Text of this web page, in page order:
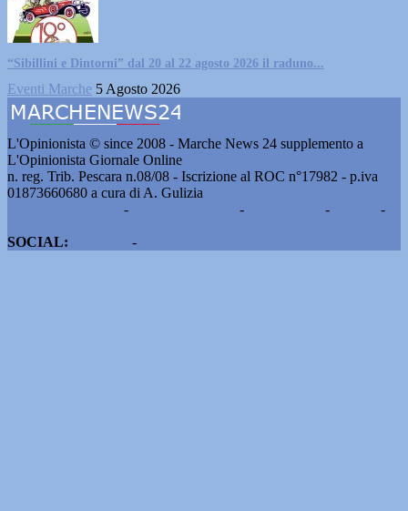
“Sibillini e Dintorni” dal 20 al 22 agosto 2026 il raduno...
Eventi Marche 5 Agosto 2026
L'Opinionista © since 2008 - Marche News 24 supplemento a
L'Opinionista Giornale Online
n. reg. Trib. Pescara n.08/08 - Iscrizione al ROC n°17982 - p.iva
01873660680 a cura di A. Gulizia
- - -
-
SOCIAL:
-